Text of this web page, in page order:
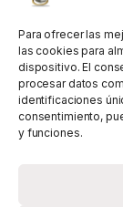
Para ofrecer las
las cookies para
dispositivo. El
procesar datos
identificaciones
consentimiento,
y funciones.